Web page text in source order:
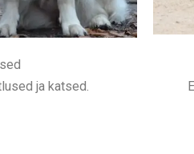
ja katsed.